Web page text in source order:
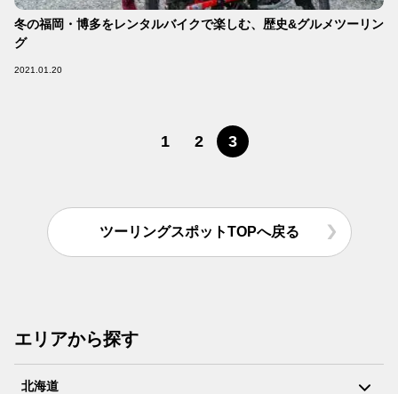
冬の福岡・博多をレンタルバイクで楽しむ、歴史&グルメツーリン
グ
2021.01.20
1 2 3
ツーリングスポットTOPへ戻る
エリアから探す
北海道